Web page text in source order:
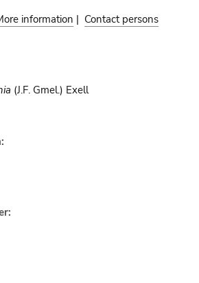
information | Contact persons
(J.F. Gmel.) Exell